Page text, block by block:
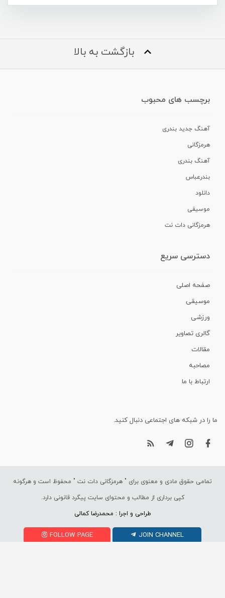
بازگشت به بالا
برچسب های محبوب
آهنگ جدید بندری
هرمزگانی
آهنگ بندری
بندرعباس
دانلود
موسیقی
هرمزگانی دات نت
دسترسی سریع
صفحه اصلی
موسیقی
ورزشی
گالری تصاویر
مقالات
مصاحبه
ارتباط با ما
ما را در شبکه های اجتماعی دنبال کنید.
تمامی حقوق مادی و معنوی برای " هرمزگانی دات نت " محفوظ است و هرگونه
کپی برداری از مطالب و محتوای سایت پیگرد قانونی دارد.
طراحی و اجرا : محمدرضا کمالی
FOLLOW PAGE JOIN CHANNEL